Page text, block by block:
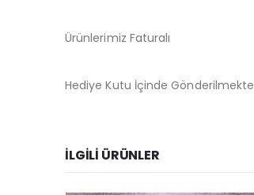
Ürünlerimiz Faturalı
Hediye Kutu İçinde Gönderilmekte
İLGILI ÜRÜNLER